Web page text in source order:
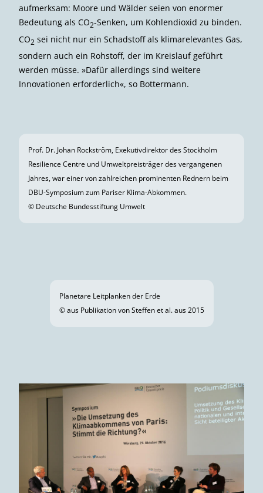
aufmerksam: Moore und Wälder seien von enormer
Bedeutung als CO2-Senken, um Kohlendioxid zu binden.
CO2 sei nicht nur ein Schadstoff als klimarelevantes Gas,
sondern auch ein Rohstoff, der im Kreislauf geführt
werden müsse. »Dafür allerdings sind weitere
Innovationen erforderlich«, so Bottermann.
Prof. Dr. Johan Rockström, Exekutivdirektor des Stockholm
Resilience Centre und Umweltpreisträger des vergangenen